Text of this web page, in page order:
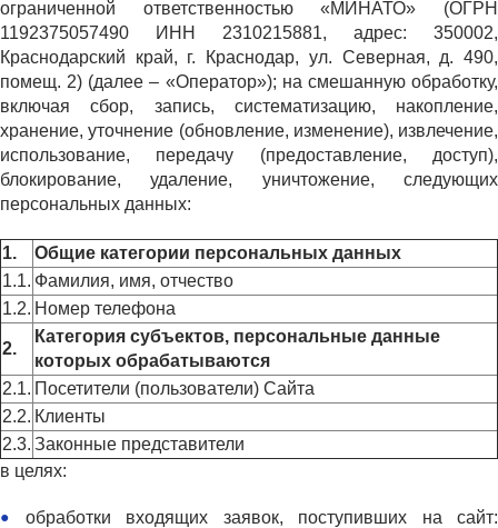
ограниченной ответственностью «МИНАТО» (ОГРН
1192375057490 ИНН 2310215881, адрес: 350002,
Краснодарский край, г. Краснодар, ул. Северная, д. 490,
помещ. 2) (далее – «Оператор»); на смешанную обработку,
включая сбор, запись, систематизацию, накопление,
хранение, уточнение (обновление, изменение), извлечение,
использование, передачу (предоставление, доступ),
блокирование, удаление, уничтожение, следующих
персональных данных:
1.
Общие категории персональных данных
1.1. Фамилия, имя, отчество
1.2. Номер телефона
2.
Категория субъектов, персональные данные
которых обрабатываются
2.1. Посетители (пользователи) Сайта
2.2. Клиенты
2.3. Законные представители
в целях:
обработки входящих заявок, поступивших на сайт: